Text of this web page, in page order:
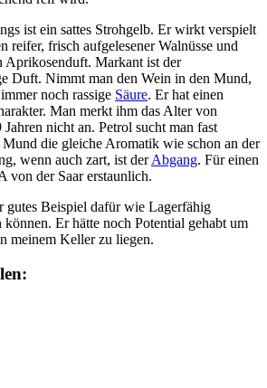
ist ein sattes Strohgelb. Er wirkt verspielt
reifer, frisch aufgelesener Walnüsse und
Aprikosenduft. Markant ist der
Duft. Nimmt man den Wein in den Mund,
noch rassige Säure. Er hat einen
Man merkt ihm das Alter von
nicht an. Petrol sucht man fast
die gleiche Aromatik wie schon an der
wenn auch zart, ist derAbgang. Für einen
von der Saar erstaunlich.
gutes Beispiel dafür wie Lagerfähig
können. Er hätte noch Potential gehabt um
meinem Keller zu liegen.